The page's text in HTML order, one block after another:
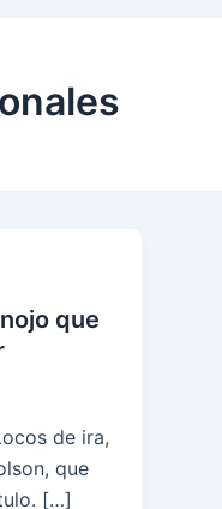
que
de ira,
que
[…]